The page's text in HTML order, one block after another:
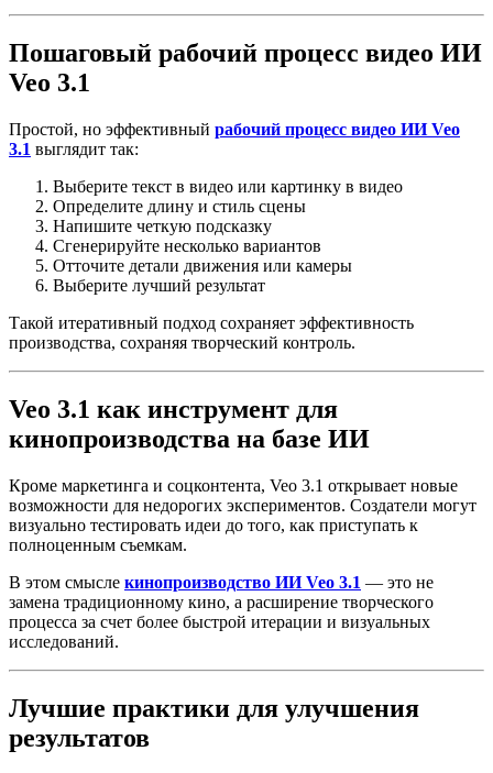
Пошаговый рабочий процесс видео ИИ
Veo 3.1
Простой, но эффективный рабочий процесс видео ИИ Veo
3.1 выглядит так:
Выберите текст в видео или картинку в видео
Определите длину и стиль сцены
Напишите четкую подсказку
Сгенерируйте несколько вариантов
Отточите детали движения или камеры
Выберите лучший результат
Такой итеративный подход сохраняет эффективность
производства, сохраняя творческий контроль.
Veo 3.1 как инструмент для
кинопроизводства на базе ИИ
Кроме маркетинга и соцконтента, Veo 3.1 открывает новые
возможности для недорогих экспериментов. Создатели могут
визуально тестировать идеи до того, как приступать к
полноценным съемкам.
В этом смысле кинопроизводство ИИ Veo 3.1 — это не
замена традиционному кино, а расширение творческого
процесса за счет более быстрой итерации и визуальных
исследований.
Лучшие практики для улучшения
результатов